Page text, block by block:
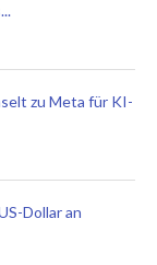
zu Meta für KI-
Dollar an